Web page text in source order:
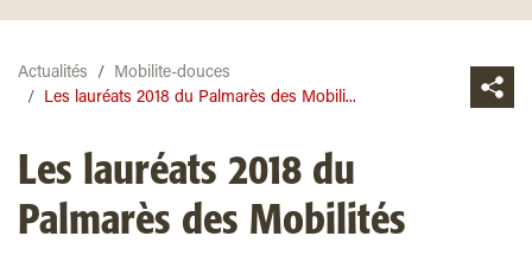
Actualités
Mobilite-douces
Les lauréats 2018 du Palmarès des Mobili...
Les lauréats 2018 du
Palmarès des Mobilités